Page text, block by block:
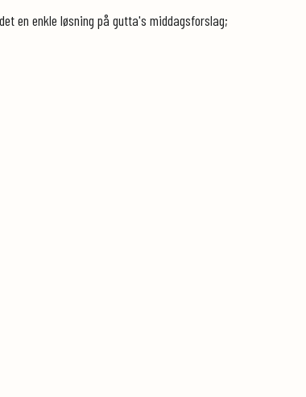
en enkle løsning på gutta's middagsforslag;